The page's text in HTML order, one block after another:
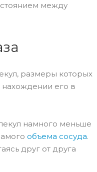
между
размеры которых
нахождении его в
намного меньше
объема сосуда.
друг от друга